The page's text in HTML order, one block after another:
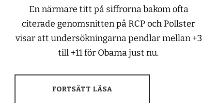
En närmare titt på siffrorna bakom ofta
citerade genomsnitten på RCP och Pollster
visar att undersökningarna pendlar mellan +3
till +11 för Obama just nu.
FORTSÄTT LÄSA